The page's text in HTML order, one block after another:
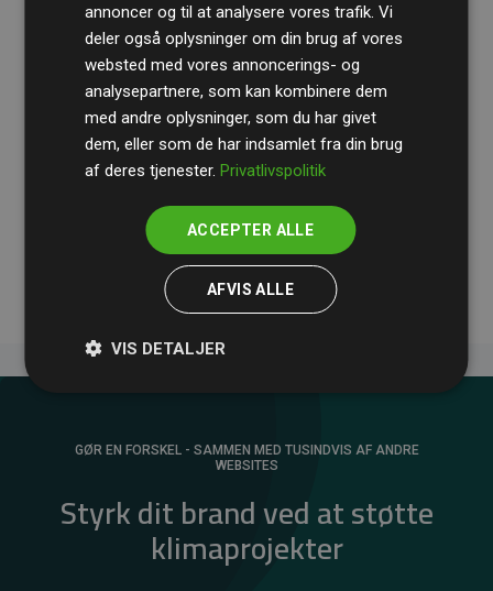
RevisionshusetBDOgennemgår løbende vores
beregninger og metode for at sikre gennemsigtighed
og pålidelighed.
Deres revision dokumenterer, at vores investeringer i
medlemmernes websites estimerede CO₂-
GØR EN FORSKEL - SAMMEN MED TUSINDVIS AF ANDRE
WEBSITES
Styrk dit brand ved at støtte
klimaprojekter
annoncer og til at analysere vores trafik. Vi
deler også oplysninger om din brug af vores
websted med vores annoncerings- og
analysepartnere, som kan kombinere dem
med andre oplysninger, som du har givet
dem, eller som de har indsamlet fra din brug
af deres tjenester.Privatlivspolitik
ACCEPTER ALLE
AFVIS ALLE
VIS DETALJER